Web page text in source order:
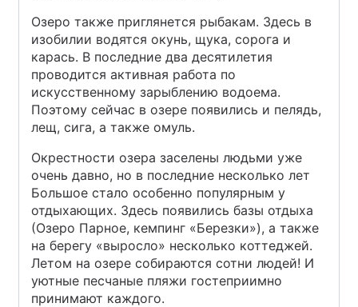
Озеро также приглянется рыбакам. Здесь в
изобилии водятся окунь, щука, сорога и
карась. В последние два десятилетия
проводится активная работа по
искусственному зарыблению водоема.
Поэтому сейчас в озере появились и пелядь,
лещ, сига, а также омуль.
Окрестности озера заселены людьми уже
очень давно, но в последние несколько лет
Большое стало особенно популярным у
отдыхающих. Здесь появились базы отдыха
(Озеро Парное, кемпинг «Березки»), а также
на берегу «выросло» несколько коттеджей.
Летом на озере собираются сотни людей! И
уютные песчаные пляжи гостеприимно
принимают каждого.